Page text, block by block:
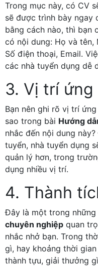
Trong mục này, có CV
sẽ được trình bày ngay
bằng cách nào, thì bạn
có nội dung: Họ và tên,
Số điện thoại, Email.
các nhà tuyển dụng dễ
3. Vị trí ứng
Bạn nên ghi rõ vị trí
sao trong bài Hướng
nhắc đến nội dung
tuyển, nhà tuyển dụng
quản lý hơn, trong
dụng nhiều vị trí.
4. Thành
Đây là một trong những
chuyên nghiệp quan
nhắc nhở bạn. Trong
gì, hay khoảng thời
thành tựu, giải thưởng